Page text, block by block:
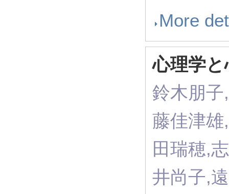
More
心理学
鈴木朋
藤佳津
田瑞穂,
井尚子,